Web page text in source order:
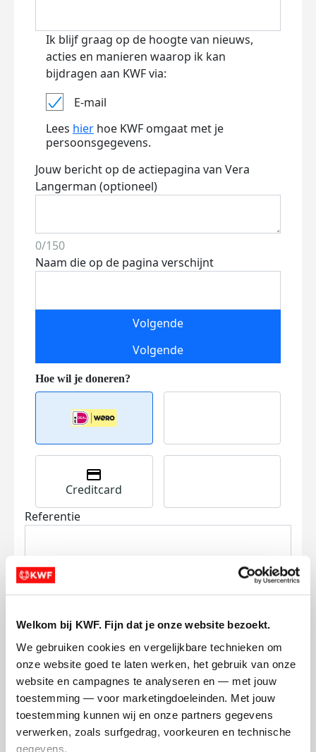
Welkom bij KWF. Fijn dat je onze website bezoekt.
We gebruiken cookies en vergelijkbare technieken om
onze website goed te laten werken, het gebruik van onze
website en campagnes te analyseren en — met jouw
toestemming — voor marketingdoeleinden. Met jouw
toestemming kunnen wij en onze partners gegevens
verwerken, zoals surfgedrag, voorkeuren en technische
gegevens.
Ik blijf graag op de hoogte van nieuws,
acties en manieren waarop ik kan
bijdragen aan KWF via:
E-mail
Lees hier hoe KWF omgaat met je
persoonsgegevens.
Jouw bericht op de actiepagina van Vera
Langerman (optioneel)
0/150
Naam die op de pagina verschijnt
Volgende
Volgende
Creditcard
Referentie
Ik wil bijdragen aan de transactiekosten
en betaal €0.75 extra.
Doneer nu